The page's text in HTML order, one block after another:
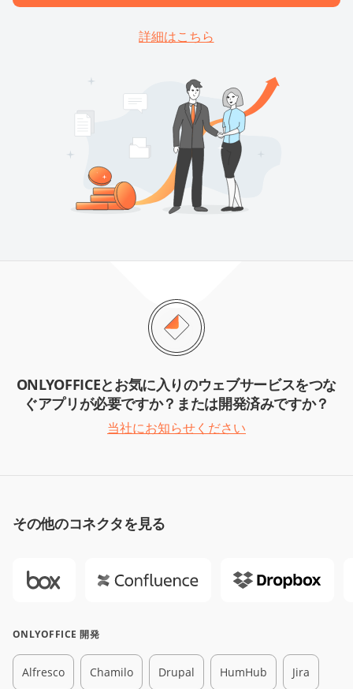
詳細はこちら
ONLYOFFICEとお気に入りのウェブサービスをつな
ぐアプリが必要ですか？または開発済みですか？
当社にお知らせください
その他のコネクタを見る
ONLYOFFICE 開発
Alfresco Chamilo Drupal HumHub Jira